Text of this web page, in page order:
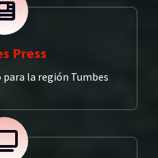
Press
la región Tumbes